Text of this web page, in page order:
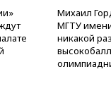
Михаил
МГТУ
никакой